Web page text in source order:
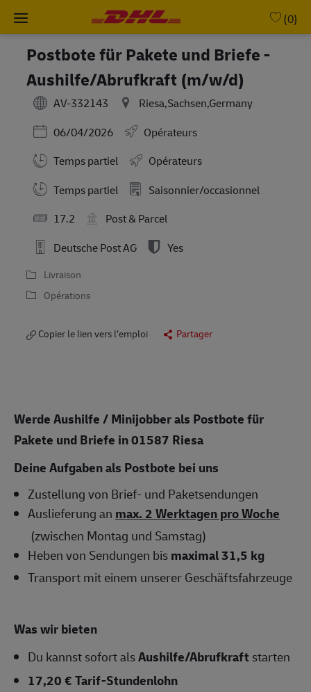
(0)
Postbote für Pakete und Briefe -
Aushilfe/Abrufkraft (m/w/d)
AV-332143
Riesa,Sachsen,Germany
Posted Date
06/04/2026
Opérateurs
Temps partiel
Opérateurs
Working Hours
Temps partiel
Saisonnier/occasionnel
17.2
Post & Parcel
Deutsche Post AG
Yes
Livraison
Opérations
Copier le lien vers l’emploi Partager
Werde Aushilfe / Minijobber als Postbote für
Pakete und Briefe in01587 Riesa
Deine Aufgaben als Postbote bei uns
Zustellung von Brief- und Paketsendungen
Auslieferung an max. 2 Werktagen pro Woche
(zwischen Montag und Samstag)
Heben von Sendungen bismaximal 31,5 kg
Transport mit einem unserer Geschäftsfahrzeuge
Was wir bieten
Du kannst sofort alsAushilfe/Abrufkraft starten
17,20 € Tarif-Stundenlohn